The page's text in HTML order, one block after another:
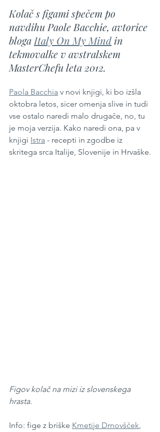
Kolač s figami spečem po
navdihu Paole Bacchie, avtorice
bloga Italy On My Mind in
tekmovalke v avstralskem
MasterChefu leta 2012.
Paola Bacchia v novi knjigi, ki bo izšla
oktobra letos, sicer omenja slive in tudi
vse ostalo naredi malo drugače, no, tu
je moja verzija. Kako naredi ona, pa v
knjigi Istra - recepti in zgodbe iz
skritega srca Italije, Slovenije in Hrvaške.
Figov kolač na mizi iz slovenskega
hrasta.
Info: fige z briške Kmetije Drnovšček,